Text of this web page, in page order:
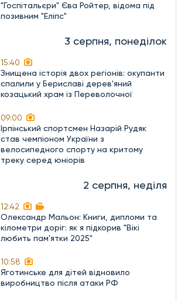
"Госпітальєри" Єва Ройтер, відома під
позивним "Еліпс"
3 серпня, понеділок
15:40
Знищена історія двох регіонів: окупанти
спалили у Бериславі дерев'яний
козацький храм із Переволочної
09:00
Ірпінський спортсмен Назарій Рудяк
став чемпіоном України з
велосипедного спорту на критому
треку серед юніорів
2 серпня, неділя
12:42
Олександр Мальон: Книги, дипломи та
кілометри доріг: як я підкорив "Вікі
любить пам'ятки 2025"
10:58
Яготинське для дітей відновило
виробництво після атаки РФ